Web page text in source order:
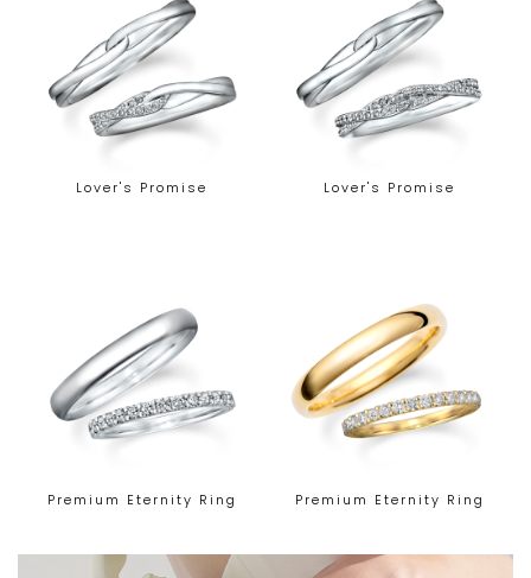
Lover's Promise Lover's Promise
Premium Eternity Ring Premium Eternity Ring